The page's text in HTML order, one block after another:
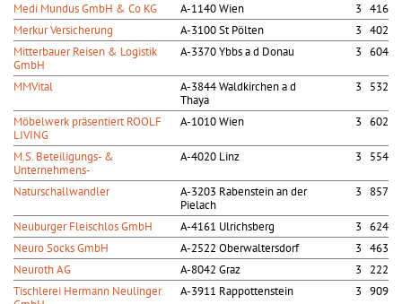
Medi Mundus GmbH & Co KG
A-1140 Wien
3 416
Merkur Versicherung
A-3100 St Pölten
3 402
Mitterbauer Reisen & Logistik
GmbH
A-3370 Ybbs a d Donau 3 604
MMVital
A-3844 Waldkirchen a d
Thaya
3 532
Möbelwerk präsentiert ROOLF
LIVING
A-1010 Wien 3 602
M.S. Beteiligungs- &
Unternehmens-
A-4020 Linz 3 554
Naturschallwandler
A-3203 Rabenstein an der
Pielach
3 857
Neuburger Fleischlos GmbH A-4161 Ulrichsberg
3 624
Neuro Socks GmbH
A-2522 Oberwaltersdorf
3 463
Neuroth AG
A-8042 Graz
3 222
Tischlerei Hermann Neulinger
A-3911 Rappottenstein 3 909